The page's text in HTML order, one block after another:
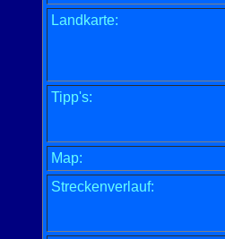
Landkarte:
Tipp's:
Map:
Streckenverlauf: